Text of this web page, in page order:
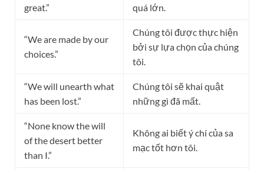
great.”
quá lớn.
“We are made by our
choices.”
Chúng tôi được thực hiện
bởi sự lựa chọn của chúng
tôi.
“We will unearth what
has been lost.”
Chúng tôi sẽ khai quật
những gì đã mất.
“None know the will
of the desert better
than I.”
Không ai biết ý chí của sa
mạc tốt hơn tôi.